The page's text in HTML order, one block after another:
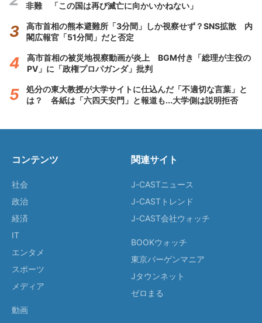
非難 「この国は再び滅亡に向かいかねない」
高市首相の熊本避難所「3分間」しか視察せず？SNS拡散 内
閣広報官「51分間」だと否定
高市首相の被災地視察動画が炎上 BGM付き「総理が主役の
PV」に「政権プロパガンダ」批判
処分の東大教授が大学サイトに仕込んだ「不適切な言葉」と
は？ 各紙は「六四天安門」と報道も...大学側は説明拒否
コンテンツ
社会
政治
経済
IT
エンタメ
スポーツ
メディア
動画
関連サイト
J-CASTニュース
J-CASTトレンド
J-CAST会社ウォッチ
BOOKウォッチ
東京バーゲンマニア
Jタウンネット
ゼロまる